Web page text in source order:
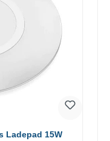
Ladepad 15W